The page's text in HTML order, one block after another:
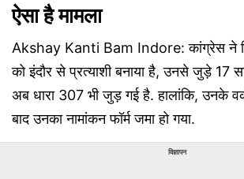
ऐसा है मामला
Akshay Kanti Bam Indore: कांग्रेस ने
को इंदौर से प्रत्याशी बनाया है, उनसे जुड़े 17
अब धारा 307 भी जुड़ गई है. हालांकि, उनके
बाद उनका नामांकन फॉर्म जमा हो गया.
विज्ञापन